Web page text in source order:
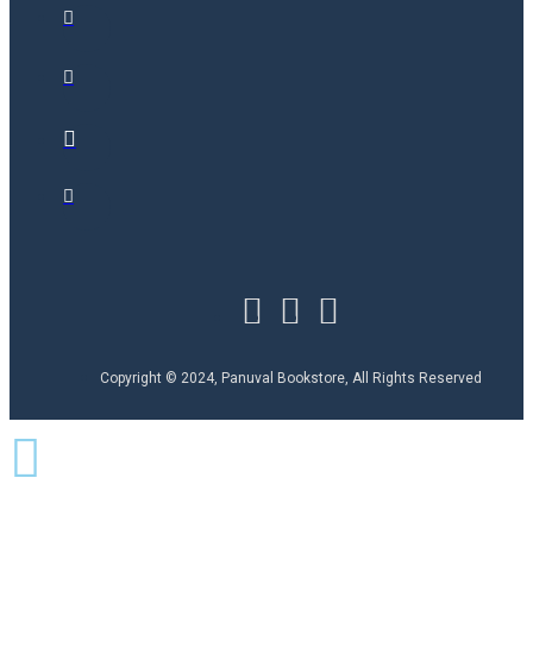
Copyright © 2024, Panuval Bookstore, All Rights Reserved